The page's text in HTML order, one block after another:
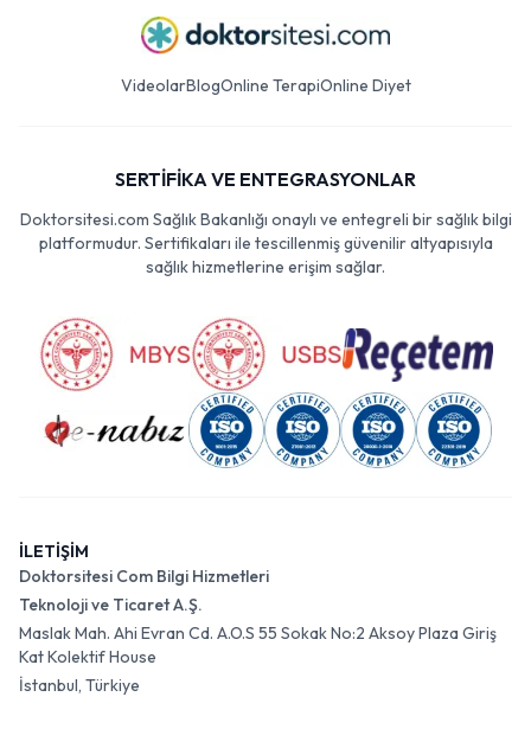
VideolarBlogOnline TerapiOnline Diyet
SERTİFİKA VE ENTEGRASYONLAR
Doktorsitesi.com Sağlık Bakanlığı onaylı ve entegreli bir sağlık bilgi
platformudur. Sertifikaları ile tescillenmiş güvenilir altyapısıyla
sağlık hizmetlerine erişim sağlar.
İLETİŞİM
Doktorsitesi Com Bilgi Hizmetleri
Teknoloji ve Ticaret A.Ş.
Maslak Mah. Ahi Evran Cd. A.O.S 55 Sokak No:2 Aksoy Plaza Giriş
Kat Kolektif House
İstanbul, Türkiye